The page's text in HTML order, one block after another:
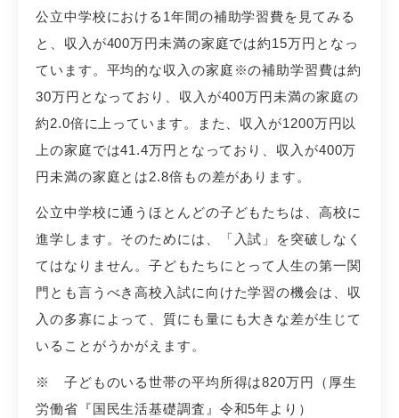
公立中学校における1年間の補助学習費を見てみる
と、収入が400万円未満の家庭では約15万円となっ
ています。平均的な収入の家庭※の補助学習費は約
30万円となっており、収入が400万円未満の家庭の
約2.0倍に上っています。また、収入が1200万円以
上の家庭では41.4万円となっており、収入が400万
円未満の家庭とは2.8倍もの差があります。
公立中学校に通うほとんどの子どもたちは、高校に
進学します。そのためには、「入試」を突破しなく
てはなりません。子どもたちにとって人生の第一関
門とも言うべき高校入試に向けた学習の機会は、収
入の多寡によって、質にも量にも大きな差が生じて
いることがうかがえます。
※ 子どものいる世帯の平均所得は820万円（厚生
労働省『国民生活基礎調査』令和5年より）